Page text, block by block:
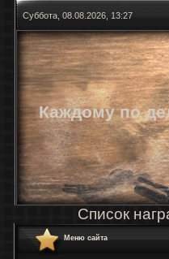
Суббота, 08.08.2026, 13:27
Каждому по
Список
Меню сайта